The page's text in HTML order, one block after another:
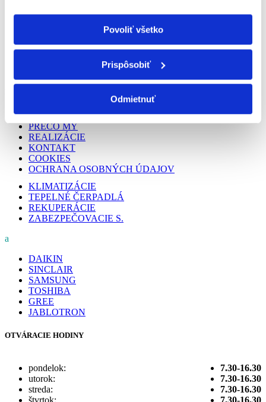
Povoliť všetko
Prispôsobiť
Odmietnuť
Poskytujeme služby v oblasti klimatizácie,
vzduchotechniky, tepelných čerpadiel a
O NÁS
PREČO MY
REALIZÁCIE
KONTAKT
COOKIES
OCHRANA OSOBNÝCH ÚDAJOV
KLIMATIZÁCIE
TEPELNÉ ČERPADLÁ
REKUPERÁCIE
ZABEZPEČOVACIE S.
a
DAIKIN
SINCLAIR
SAMSUNG
TOSHIBA
GREE
JABLOTRON
OTVÁRACIE HODINY
pondelok:
utorok:
streda:
štvrtok:
7.30-16.30
7.30-16.30
7.30-16.30
7.30-16.30